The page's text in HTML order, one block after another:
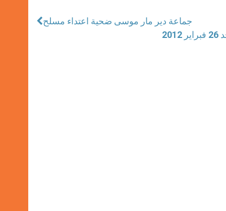
جماعة دير مار موسى ضحية اعتداء مسلح